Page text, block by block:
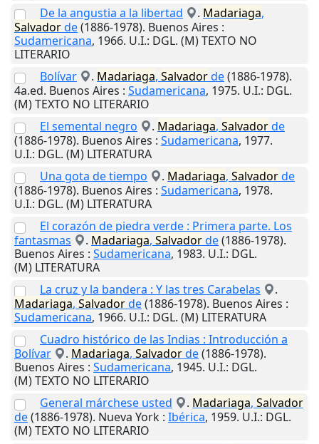
De la angustia a la libertad
. Madariaga,
Salvadorde(1886-1978). Buenos Aires :
Sudamericana, 1966. U.I.: DGL. (M) TEXTO NO
LITERARIO
Bolívar
. Madariaga, Salvadorde(1886-1978).
4a.ed. Buenos Aires : Sudamericana, 1975. U.I.: DGL.
(M) TEXTO NO LITERARIO
El semental negro
. Madariaga, Salvadorde
(1886-1978). Buenos Aires : Sudamericana, 1977.
U.I.: DGL. (M) LITERATURA
Una gota de tiempo
. Madariaga, Salvadorde
(1886-1978). Buenos Aires : Sudamericana, 1978.
U.I.: DGL. (M) LITERATURA
El corazón de piedra verde : Primera parte. Los
fantasmas
. Madariaga, Salvadorde(1886-1978).
Buenos Aires : Sudamericana, 1983. U.I.: DGL.
(M) LITERATURA
La cruz y la bandera : Y las tres Carabelas
.
Madariaga, Salvadorde(1886-1978). Buenos Aires :
Sudamericana, 1966. U.I.: DGL. (M) LITERATURA
Cuadro histórico de las Indias : Introducción a
Bolívar
. Madariaga, Salvadorde(1886-1978).
Buenos Aires : Sudamericana, 1945. U.I.: DGL.
(M) TEXTO NO LITERARIO
General márchese usted
. Madariaga, Salvador
de(1886-1978). Nueva York : Ibérica, 1959. U.I.: DGL.
(M) TEXTO NO LITERARIO